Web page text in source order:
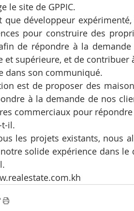
le site de GPPIC.
que développeur
pour construire des
de répondre à la
et supérieure, et de
dans son communiqué.
est de proposer des
à la demande de nos
commerciaux pour
t-il.
les projets existants, nous
solide expérience dans le